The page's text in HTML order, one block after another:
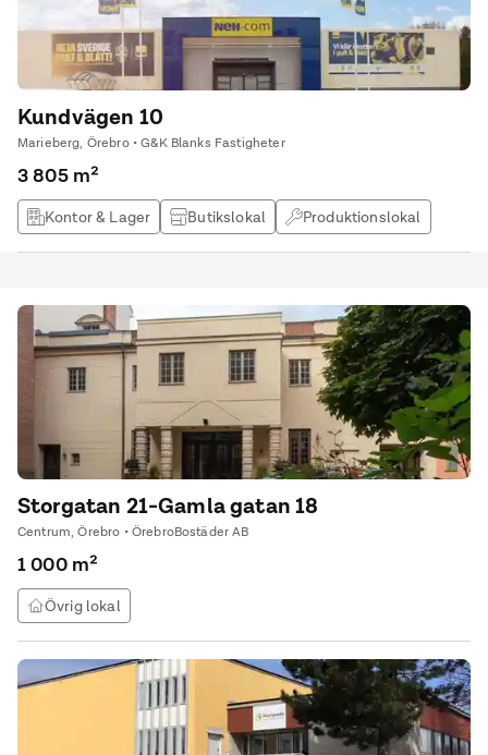
Kundvägen 10
Marieberg, Örebro • G&K Blanks Fastigheter
3 805 m²
Kontor & Lager Butikslokal
Produktionslokal
Lagerlokal
Storgatan 21-Gamla gatan 18
Centrum, Örebro • ÖrebroBostäder AB
1 000 m²
Övrig lokal